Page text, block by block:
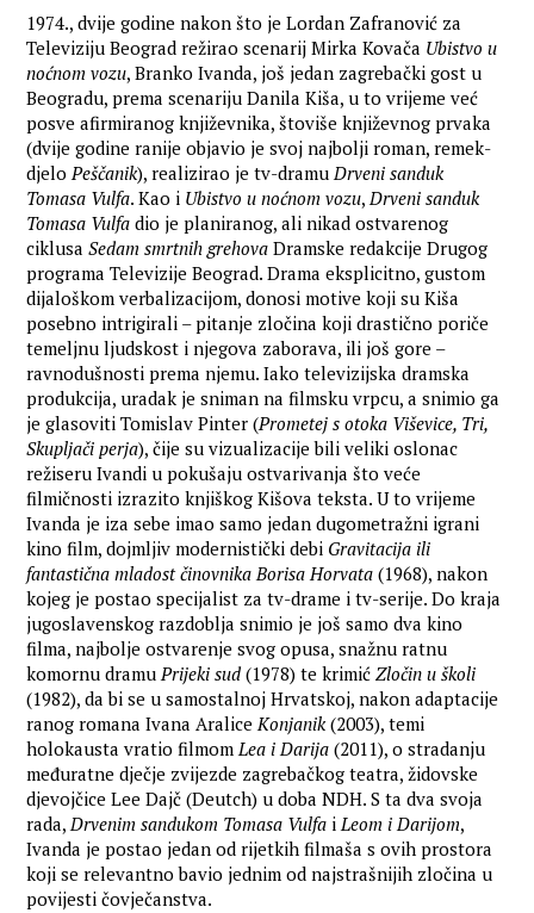
1974., dvije godine nakon što je Lordan Zafranović za
Televiziju Beograd režirao scenarij Mirka Kovača Ubistvo u
noćnom vozu, Branko Ivanda, još jedan zagrebački gost u
Beogradu, prema scenariju Danila Kiša, u to vrijeme već
posve afirmiranog književnika, štoviše književnog prvaka
(dvije godine ranije objavio je svoj najbolji roman, remek-
djeloPeščanik), realizirao je tv-dramuDrveni sanduk
Tomasa Vulfa. Kao i Ubistvo u noćnom vozu,Drveni sanduk
Tomasa Vulfa dio je planiranog, ali nikad ostvarenog
ciklusaSedam smrtnih grehova Dramske redakcije Drugog
programa Televizije Beograd. Drama eksplicitno, gustom
dijaloškom verbalizacijom, donosi motive koji su Kiša
posebno intrigirali – pitanje zločina koji drastično poriče
temeljnu ljudskost i njegova zaborava, ili još gore –
ravnodušnosti prema njemu. Iako televizijska dramska
produkcija, uradak je sniman na filmsku vrpcu, a snimio ga
je glasoviti Tomislav Pinter (Prometej s otoka Viševice, Tri,
Skupljači perja), čije su vizualizacije bili veliki oslonac
režiseru Ivandi u pokušaju ostvarivanja što veće
filmičnosti izrazito knjiškog Kišova teksta. U to vrijeme
Ivanda je iza sebe imao samo jedan dugometražni igrani
kino film, dojmljiv modernistički debi Gravitacija ili
fantastična mladost činovnika Borisa Horvata (1968), nakon
kojeg je postao specijalist za tv-drame i tv-serije. Do kraja
jugoslavenskog razdoblja snimio je još samo dva kino
filma, najbolje ostvarenje svog opusa, snažnu ratnu
komornu dramuPrijeki sud (1978) te krimićZločin u školi
(1982), da bi se u samostalnoj Hrvatskoj, nakon adaptacije
ranog romana Ivana Aralice Konjanik (2003), temi
holokausta vratio filmomLea i Darija (2011), o stradanju
međuratne dječje zvijezde zagrebačkog teatra, židovske
djevojčice Lee Dajč (Deutch) u doba NDH. S ta dva svoja
rada,Drvenim sandukom Tomasa Vulfa iLeom i Darijom,
Ivanda je postao jedan od rijetkih filmaša s ovih prostora
koji se relevantno bavio jednim od najstrašnijih zločina u
povijesti čovječanstva.